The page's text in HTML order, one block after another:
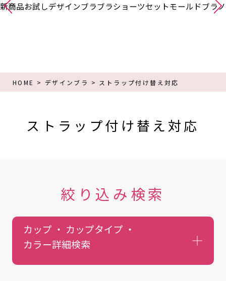
新商品お試しデザインブラブラショーツセットモールドブラ
HOME デザインブラ ストラップ付け替え対応
ストラップ付け替え対応
絞り込み検索
カップ ・ カップタイプ ・
カラー詳細検索